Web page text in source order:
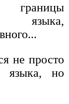
языка,
не просто
языка, но